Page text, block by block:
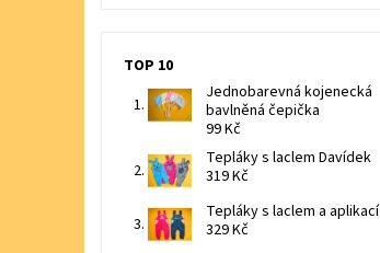
TOP 10
Jednobarevná kojenecká
bavlněná čepička
99 Kč
Tepláky s laclem Davídek
319 Kč
Tepláky s laclem a aplikací
329 Kč